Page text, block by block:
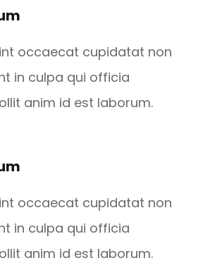
occaecat cupidatat non
in culpa qui officia
anim id est laborum.
occaecat cupidatat non
in culpa qui officia
anim id est laborum.